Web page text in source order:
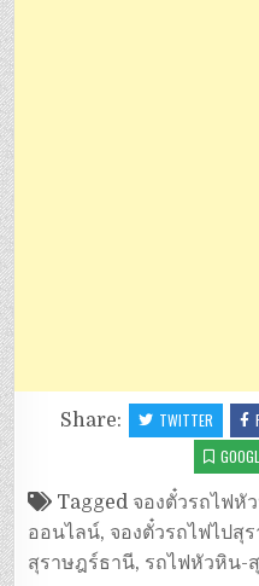
Share: TWITTER
Tagged จองตั๋วรถไฟหั
ออนไลน์, จองตั๋วรถไฟไปสุ
สุราษฎร์ธานี, รถไฟหัวหิน-